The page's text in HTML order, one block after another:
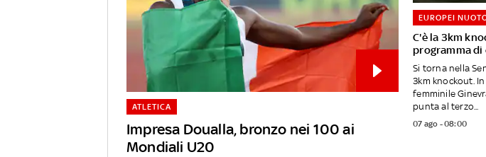
Impresa Doualla, bronzo nei 100 ai
Mondiali U20
ATLETICA
C'è la 3km
programma di
EUROPEI
Si torna nella
3km knockout.
femminile
punta al terzo...
07 ago - 08:00